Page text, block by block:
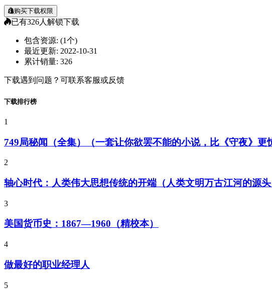
购买下载权限
已有326人解锁下载
包含资源: (1个)
最近更新: 2022-10-31
累计销量: 326
下载遇到问题？可联系客服或反馈
下载排行榜
1
749局秘闻（全集）（一套让你欲罢不能的小说，比《守夜》更
2
轴心时代：人类伟大思想传统的开端（人类文明万古江河的源
3
美国货币史：1867—1960（精校本）
4
做最好的职业经理人
5